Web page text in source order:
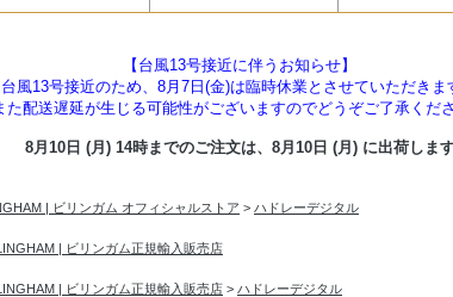
【台風13号接近に伴うお知らせ】
台風13号接近のため、8月7日(金)は臨時休業とさせていただきま
た配送遅延が生じる可能性がございますのでどうぞご了承くださ
8月10日 (月) 14時までのご注文は、 8月10日 (月) に出荷しま
| ビリンガム オフィシャルストア > ハドレーデジタル
| ビリンガム正規輸入販売店
| ビリンガム正規輸入販売店 > ハドレーデジタル